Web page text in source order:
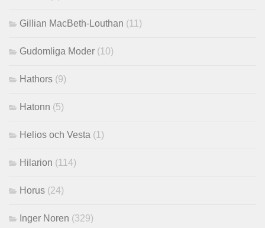
Gillian MacBeth-Louthan (11)
Gudomliga Moder (10)
Hathors (9)
Hatonn (5)
Helios och Vesta (1)
Hilarion (114)
Horus (24)
Inger Noren (329)